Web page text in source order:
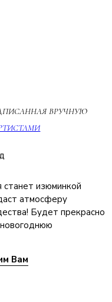
ВРУЧНУЮ
изюминкой
атмосферу
Будет прекрасно
Вам